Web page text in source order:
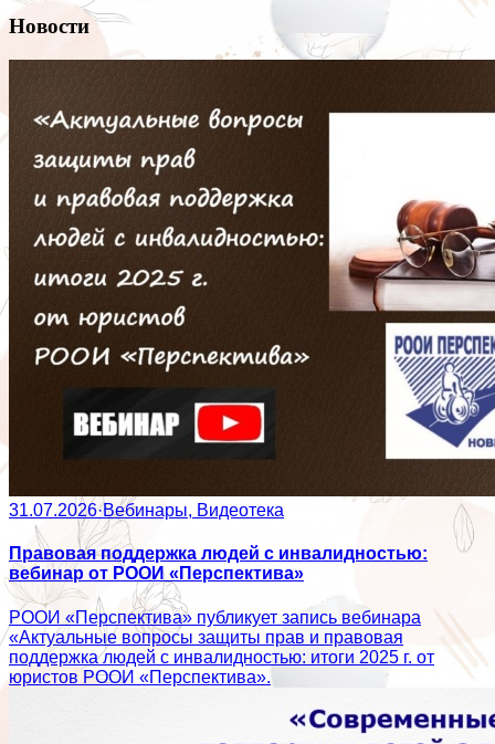
Новости
31.07.2026·Вебинары, Видеотека
Правовая поддержка людей с инвалидностью:
вебинар от РООИ «Перспектива»
РООИ «Перспектива» публикует запись вебинара
«Актуальные вопросы защиты прав и правовая
поддержка людей с инвалидностью: итоги 2025 г. от
юристов РООИ «Перспектива».